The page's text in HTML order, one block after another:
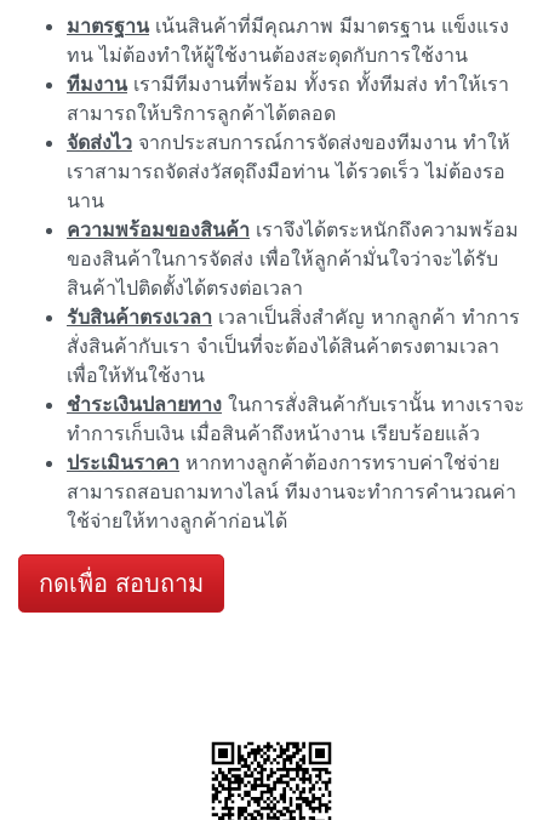
มาตรฐานเน้นสินค้าที่มีคุณภาพ มีมาตรฐาน แข็งแรง
ทน ไม่ต้องทำให้ผู้ใช้งานต้องสะดุดกับการใช้งาน
ทีมงานเรามีทีมงานที่พร้อม ทั้งรถ ทั้งทีมส่ง ทำให้เรา
สามารถให้บริการลูกค้าได้ตลอด
จัดส่งไว จากประสบการณ์การจัดส่งของทีมงาน ทำให้
เราสามารถจัดส่งวัสดุถึงมือท่าน ได้รวดเร็ว ไม่ต้องรอ
นาน
ความพร้อมของสินค้า เราจึงได้ตระหนักถึงความพร้อม
ของสินค้าในการจัดส่ง เพื่อให้ลูกค้ามั่นใจว่าจะได้รับ
สินค้าไปติดตั้งได้ตรงต่อเวลา
รับสินค้าตรงเวลา เวลาเป็นสิ่งสำคัญ หากลูกค้า ทำการ
สั่งสินค้ากับเรา จำเป็นที่จะต้องได้สินค้าตรงตามเวลา
เพื่อให้ทันใช้งาน
ชำระเงินปลายทาง ในการสั่งสินค้ากับเรานั้น ทางเราจะ
ทำการเก็บเงิน เมื่อสินค้าถึงหน้างาน เรียบร้อยแล้ว
ประเมินราคา หากทางลูกค้าต้องการทราบค่าใช่จ่าย
สามารถสอบถามทางไลน์ ทีมงานจะทำการคำนวณค่า
ใช้จ่ายให้ทางลูกค้าก่อนได้
กดเพื่อ สอบถาม